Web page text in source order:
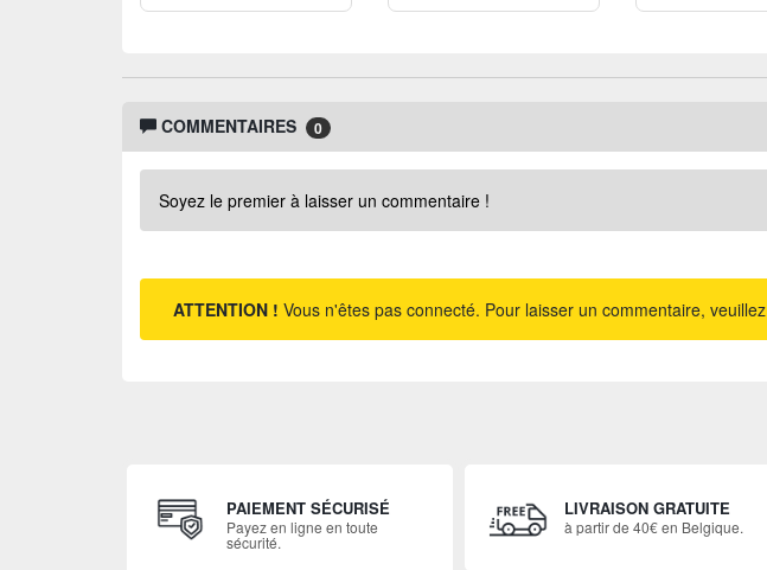
COMMENTAIRES 0
Soyez le premier à laisser un commentaire !
ATTENTION ! Vous n'êtes pas connecté. Pour laisser un commentaire, veuillez
PAIEMENT SÉCURISÉ
Payez en ligne en toute
sécurité.
LIVRAISON GRATUITE
à partir de 40€ en Belgique.